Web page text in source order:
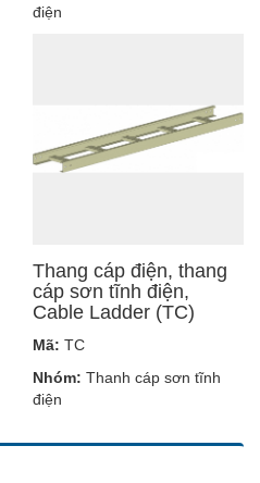
điện
Thang cáp điện, thang
cáp sơn tĩnh điện,
Cable Ladder (TC)
Mã: TC
Nhóm: Thanh cáp sơn tĩnh
điện